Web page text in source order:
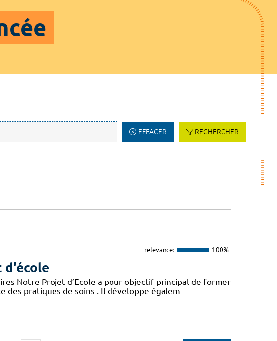
EFFACER RECHERCHER
relevance: 100%
Notre Projet d’Ecole a pour objectif principal de former
des pratiques de soins . Il développe égalem